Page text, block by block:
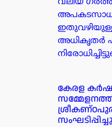
അധികൃതർ
കേരള